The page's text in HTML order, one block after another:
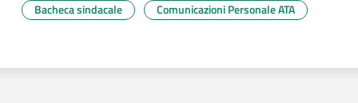
Bacheca sindacale Comunicazioni Personale ATA